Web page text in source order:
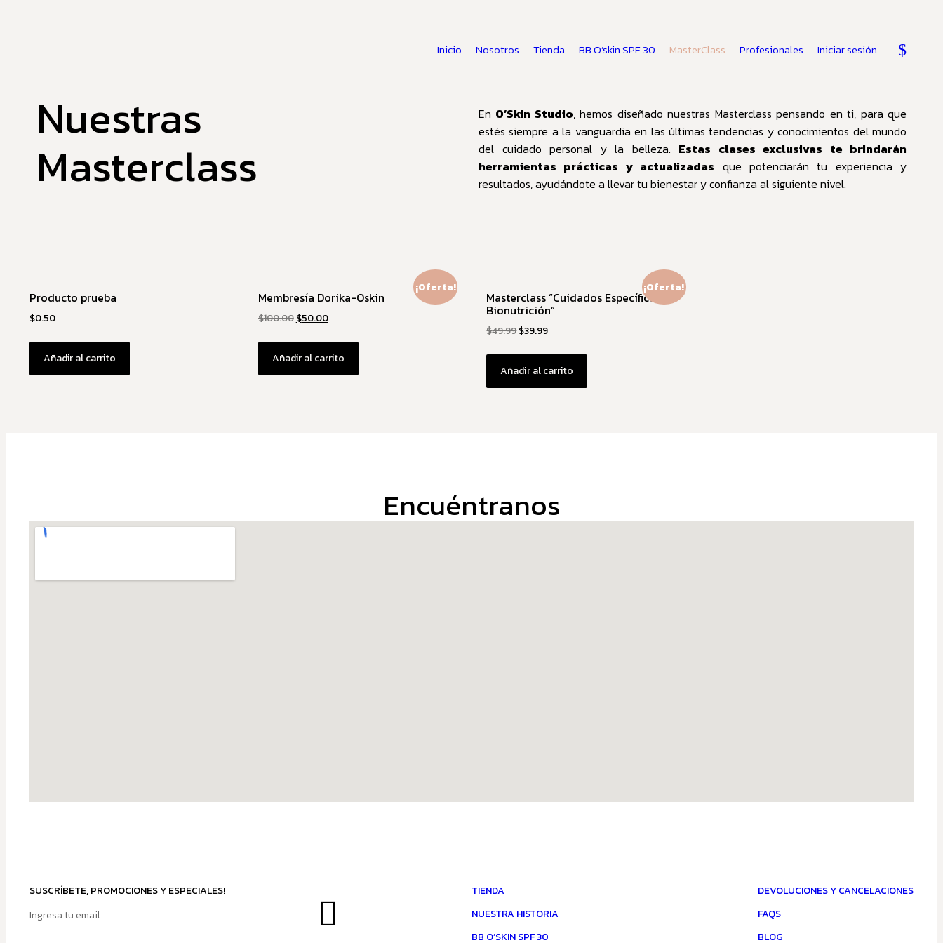
Inicio Nosotros Tienda BB O’skin SPF 30 MasterClass Profesionales Iniciar sesión
Nuestras
Masterclass
En O’Skin Studio, hemos diseñado nuestras Masterclass pensando en ti, para que
estés siempre a la vanguardia en las últimas tendencias y conocimientos del mundo
del cuidado personal y la belleza. Estas clases exclusivas te brindarán
herramientas prácticas y actualizadas que potenciarán tu experiencia y
resultados, ayudándote a llevar tu bienestar y confianza al siguiente nivel.
Producto prueba
$0.50
Añadir al carrito
¡Oferta!
Membresía Dorika-Oskin
$100.00 $50.00
Añadir al carrito
¡Oferta!
Masterclass “Cuidados Específicos de
Bionutrición”
$49.99$39.99
Añadir al carrito
Encuéntranos
SUSCRÍBETE, PROMOCIONES Y ESPECIALES!
TIENDA
NUESTRA HISTORIA
BB O’SKIN SPF 30
DEVOLUCIONES Y CANCELACIONES
FAQS
BLOG